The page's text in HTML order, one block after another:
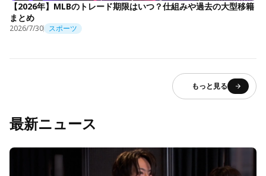
【2026年】MLBのトレード期限はいつ？仕組みや過去の大型移籍
まとめ
2026/7/30 スポーツ
もっと見る
最新ニュース